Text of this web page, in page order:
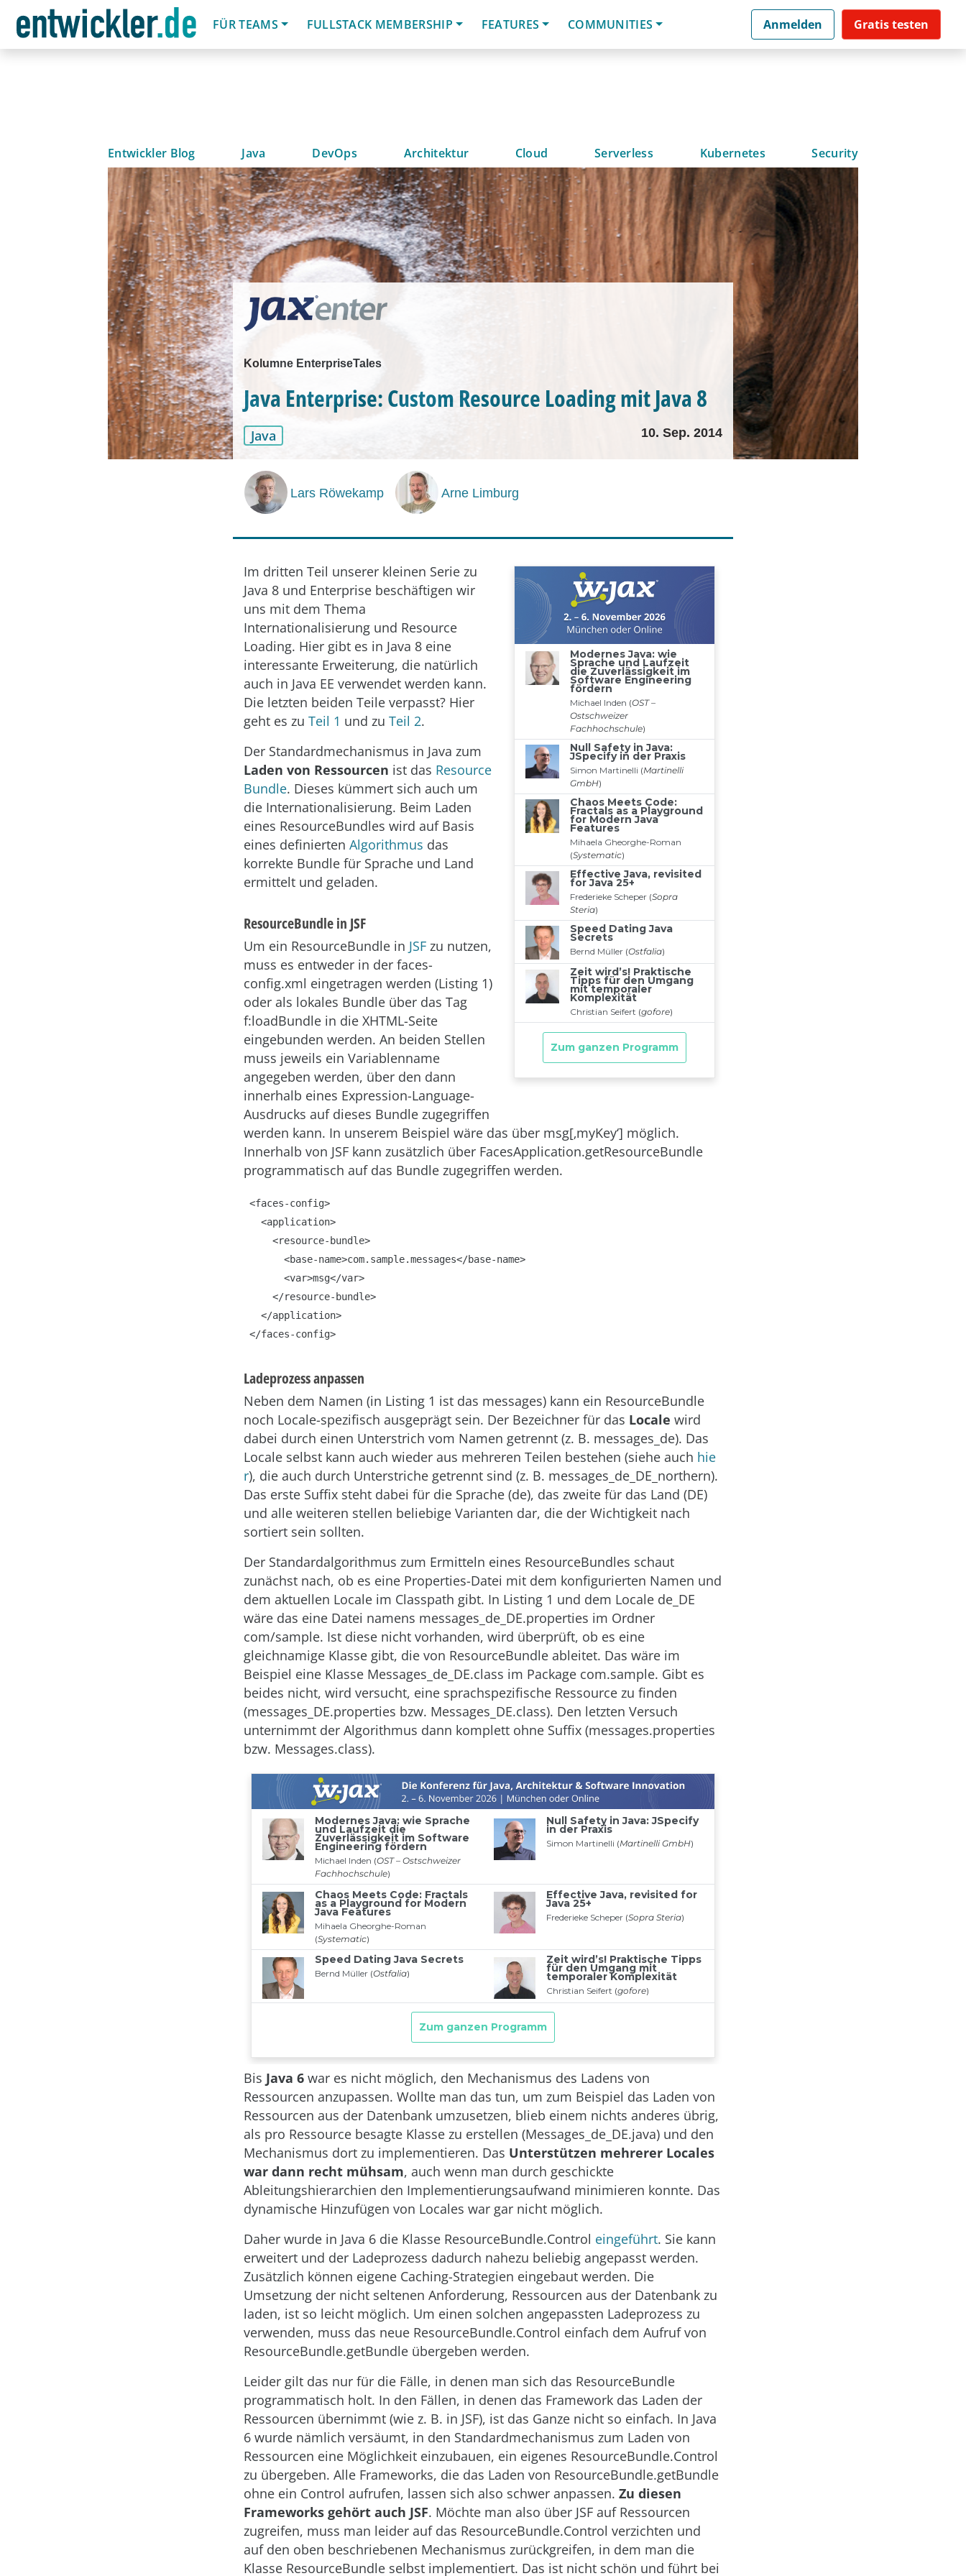
FÜR TEAMS
FULLSTACK MEMBERSHIP FEATURES COMMUNITIES Anmelden Gratis testen
Entwickler Blog Java DevOps Architektur Cloud Serverless Kubernetes Security
Kolumne EnterpriseTales
Java Enterprise: Custom Resource Loading mit Java 8
Java 10. Sep. 2014
Lars Röwekamp Arne Limburg
Im dritten Teil unserer kleinen Serie zu
Java 8 und Enterprise beschäftigen wir
uns mit dem Thema
Internationalisierung und Resource
Loading. Hier gibt es in Java 8 eine
interessante Erweiterung, die natürlich
auch in Java EE verwendet werden kann.
Die letzten beiden Teile verpasst? Hier
geht es zu Teil 1 und zu Teil 2.
Der Standardmechanismus in Java zum
Laden von Ressourcen ist das Resource
Bundle. Dieses kümmert sich auch um
die Internationalisierung. Beim Laden
eines ResourceBundles wird auf Basis
eines definierten Algorithmus das
korrekte Bundle für Sprache und Land
ermittelt und geladen.
ResourceBundle in JSF
Um ein ResourceBundle in JSF zu nutzen,
muss es entweder in der faces-
config.xml eingetragen werden (Listing 1)
oder als lokales Bundle über das Tag
f:loadBundle in die XHTML-Seite
eingebunden werden. An beiden Stellen
muss jeweils ein Variablenname
angegeben werden, über den dann
innerhalb eines Expression-Language-
Ausdrucks auf dieses Bundle zugegriffen
werden kann. In unserem Beispiel wäre das über msg[‚myKey‘] möglich.
Innerhalb von JSF kann zusätzlich über FacesApplication.getResourceBundle
programmatisch auf das Bundle zugegriffen werden.
<faces-config>
Ladeprozess anpassen
Neben dem Namen (in Listing 1 ist das messages) kann ein ResourceBundle
noch Locale-spezifisch ausgeprägt sein. Der Bezeichner für das Locale wird
dabei durch einen Unterstrich vom Namen getrennt (z. B. messages_de). Das
Locale selbst kann auch wieder aus mehreren Teilen bestehen (siehe auch hie
r), die auch durch Unterstriche getrennt sind (z. B. messages_de_DE_northern).
Das erste Suffix steht dabei für die Sprache (de), das zweite für das Land (DE)
und alle weiteren stellen beliebige Varianten dar, die der Wichtigkeit nach
sortiert sein sollten.
Der Standardalgorithmus zum Ermitteln eines ResourceBundles schaut
zunächst nach, ob es eine Properties-Datei mit dem konfigurierten Namen und
dem aktuellen Locale im Classpath gibt. In Listing 1 und dem Locale de_DE
wäre das eine Datei namens messages_de_DE.properties im Ordner
com/sample. Ist diese nicht vorhanden, wird überprüft, ob es eine
gleichnamige Klasse gibt, die von ResourceBundle ableitet. Das wäre im
Beispiel eine Klasse Messages_de_DE.class im Package com.sample. Gibt es
beides nicht, wird versucht, eine sprachspezifische Ressource zu finden
(messages_DE.properties bzw. Messages_DE.class). Den letzten Versuch
unternimmt der Algorithmus dann komplett ohne Suffix (messages.properties
bzw. Messages.class).
Bis Java 6 war es nicht möglich, den Mechanismus des Ladens von
Ressourcen anzupassen. Wollte man das tun, um zum Beispiel das Laden von
Ressourcen aus der Datenbank umzusetzen, blieb einem nichts anderes übrig,
als pro Ressource besagte Klasse zu erstellen (Messages_de_DE.java) und den
Mechanismus dort zu implementieren. Das Unterstützen mehrerer Locales
war dann recht mühsam, auch wenn man durch geschickte
Ableitungshierarchien den Implementierungsaufwand minimieren konnte. Das
dynamische Hinzufügen von Locales war gar nicht möglich.
Daher wurde in Java 6 die Klasse ResourceBundle.Control eingeführt. Sie kann
erweitert und der Ladeprozess dadurch nahezu beliebig angepasst werden.
Zusätzlich können eigene Caching-Strategien eingebaut werden. Die
Umsetzung der nicht seltenen Anforderung, Ressourcen aus der Datenbank zu
laden, ist so leicht möglich. Um einen solchen angepassten Ladeprozess zu
verwenden, muss das neue ResourceBundle.Control einfach dem Aufruf von
ResourceBundle.getBundle übergeben werden.
Leider gilt das nur für die Fälle, in denen man sich das ResourceBundle
programmatisch holt. In den Fällen, in denen das Framework das Laden der
Ressourcen übernimmt (wie z. B. in JSF), ist das Ganze nicht so einfach. In Java
6 wurde nämlich versäumt, in den Standardmechanismus zum Laden von
Ressourcen eine Möglichkeit einzubauen, ein eigenes ResourceBundle.Control
zu übergeben. Alle Frameworks, die das Laden von ResourceBundle.getBundle
ohne ein Control aufrufen, lassen sich also schwer anpassen. Zu diesen
Frameworks gehört auch JSF. Möchte man also über JSF auf Ressourcen
zugreifen, muss man leider auf das ResourceBundle.Control verzichten und
auf den oben beschriebenen Mechanismus zurückgreifen, in dem man die
Klasse ResourceBundle selbst implementiert. Das ist nicht schön und führt bei